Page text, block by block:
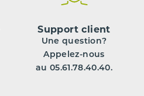
Support client
Une question?
Appelez-nous
au 05.61.78.40.40.